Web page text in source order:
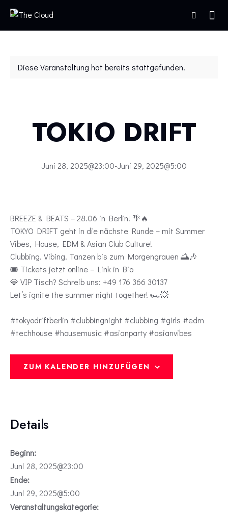
Diese Veranstaltung hat bereits stattgefunden.
TOKIO DRIFT
Juni 28, 2025@23:00-Juni 29, 2025@5:00
BREEZE & BEATS – 28.06 in Berlin! 🌴🔥
TOKYO DRIFT geht in die nächste Runde – mit Summer
Vibes, House, EDM & Asian Club Culture!
Clubbing. Vibing. Tanzen bis zum Morgengrauen 🌅🎶
🎟️ Tickets jetzt online – Link in Bio
💎 VIP Tisch? Schreib uns: +49 176 366 30137
Let’s ignite the summer night together! 🏎️💥
#tokyodriftberlin #clubbingnight #clubbing #girls #edm
#techhouse #housemusic #asianparty #asianvibes
ZUM KALENDER HINZUFÜGEN
Details
Beginn:
Juni 28, 2025@23:00
Ende:
Juni 29, 2025@5:00
Veranstaltungskategorie: